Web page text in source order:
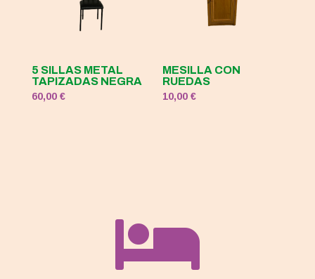
5 SILLAS METAL
TAPIZADAS NEGRA
60,00 €
MESILLA CON
RUEDAS
10,00€
